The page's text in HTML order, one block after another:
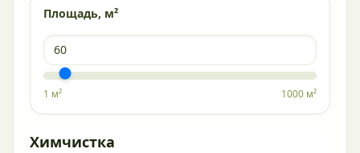
Площадь, м²
1 м² 1000 м²
Химчистка